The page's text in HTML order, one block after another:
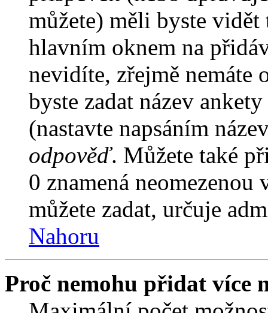
můžete) měli byste
hlavním oknem na
nevidíte, zřejmě
byste zadat název
(nastavte napsáním
odpověď. Můžete také
0 znamená
můžete zadat, určuje
Nahoru
Proč nemohu přidat více